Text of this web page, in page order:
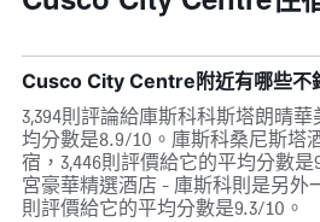
Cusco City Centre附近有哪些不
3,394則評論給庫斯科科斯塔朗晴
均分數是8.9/10。庫斯科桑尼斯塔
宿，3,446則評價給它的平均分數
宮豪華精選酒店 - 庫斯科則是另外
則評價給它的平均分數是9.3/10。